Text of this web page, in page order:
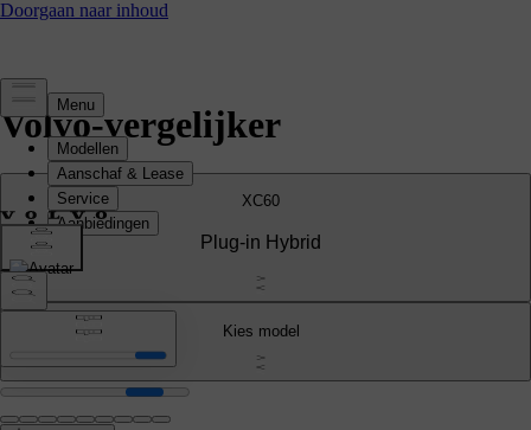
Volvo-vergelijker
XC60
Plug-in Hybrid
Kies model